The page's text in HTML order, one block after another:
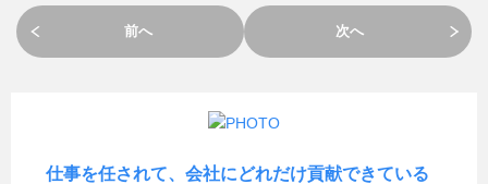
前へ 次へ
仕事を任されて、会社にどれだけ貢献できている